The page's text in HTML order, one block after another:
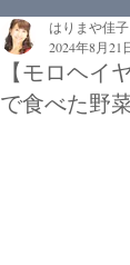
【モロヘイ
で食べた野
はりまや佳子
2024年8月21